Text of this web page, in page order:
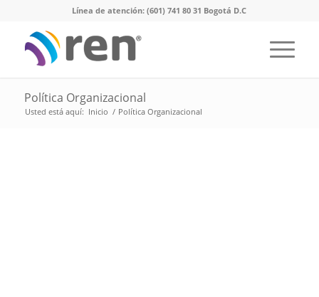
Línea de atención: (601) 741 80 31 Bogotá D.C
Política Organizacional
Usted está aquí: Inicio / Política Organizacional